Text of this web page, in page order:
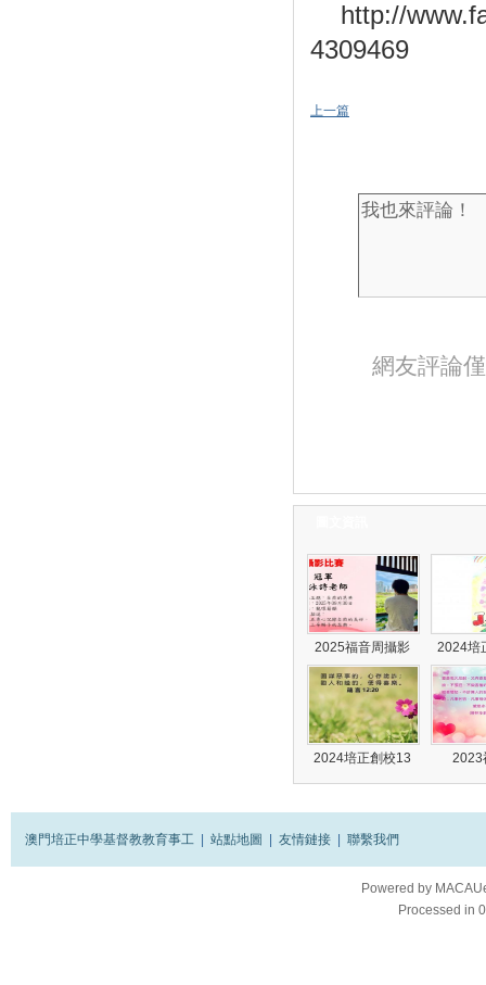
http://
4309469
上一篇
網友評論
2025福音周攝影 2024培
2024培正創校13 2023
澳門培正中學基督教教育事工 | 站點地圖 | 友情鏈接 | 聯繫我們
Powered by
Processed in